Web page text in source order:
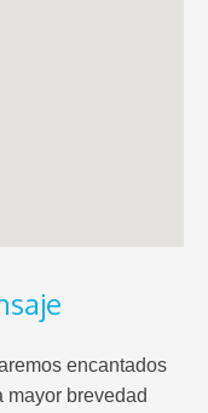
encantados
mayor brevedad